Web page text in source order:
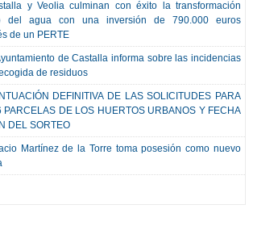
y Veolia culminan con éxito la transformación
del agua con una inversión de 790.000 euros
de un PERTE
de Castalla informa sobre las incidencias
de residuos
DEFINITIVA DE LAS SOLICITUDES PARA
PARCELAS DE LOS HUERTOS URBANOS Y FECHA
DEL SORTEO
Martínez de la Torre toma posesión como nuevo